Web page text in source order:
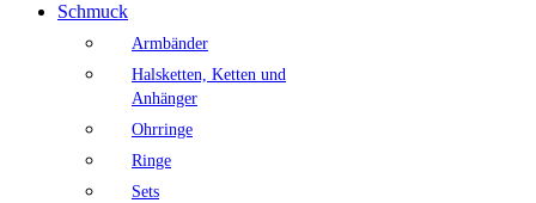
Schmuck
Armbänder
Halsketten, Ketten und
Anhänger
Ohrringe
Ringe
Sets